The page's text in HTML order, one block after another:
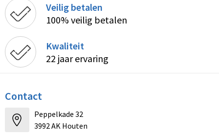
Veilig betalen
100% veilig betalen
Kwaliteit
22 jaar ervaring
Contact
Peppelkade 32
3992 AK Houten